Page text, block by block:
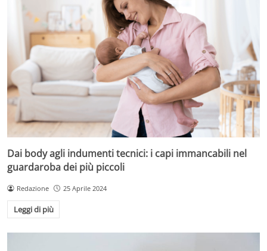
Dai body agli indumenti tecnici: i capi immancabili nel
guardaroba dei più piccoli
Redazione 25 Aprile 2024
Leggi di più